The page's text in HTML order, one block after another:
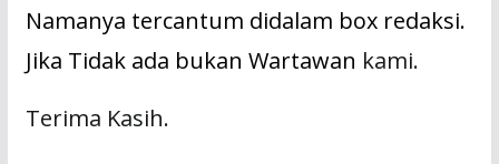
Namanya tercantum didalam box redaksi.
Jika Tidak ada bukan Wartawan kami.
Terima Kasih.